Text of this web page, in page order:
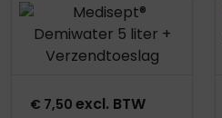
Product openen
€ 7,50 excl. BTW